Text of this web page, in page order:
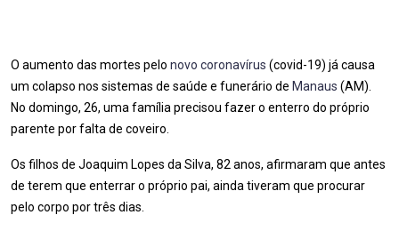
O aumento das mortes pelo novo coronavírus (covid-19) já causa
um colapso nos sistemas de saúde e funerário de Manaus (AM).
No domingo, 26, uma família precisou fazer o enterro do próprio
parente por falta de coveiro.
Os filhos de Joaquim Lopes da Silva, 82 anos, afirmaram que antes
de terem que enterrar o próprio pai, ainda tiveram que procurar
pelo corpo por três dias.